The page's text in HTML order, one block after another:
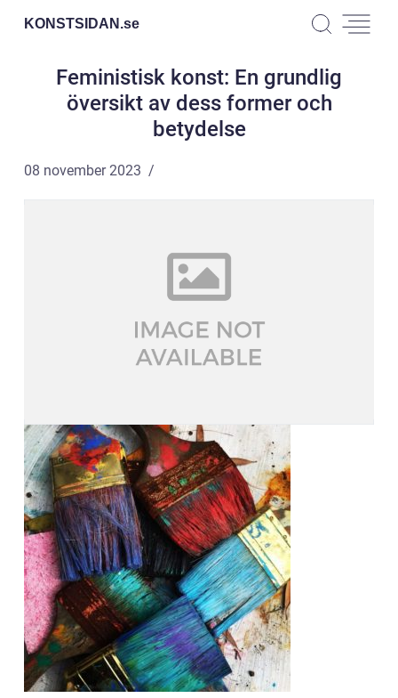
KONSTSIDAN.se
Feministisk konst: En grundlig
översikt av dess former och
betydelse
08 november 2023